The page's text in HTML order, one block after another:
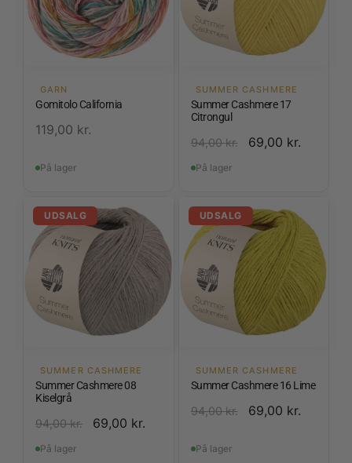
GARN
Gomitolo California
119,00 kr.
På lager
SUMMER CASHMERE
Summer Cashmere 17
Citrongul
94,00kr. 69,00 kr.
På lager
UDSALG
SUMMER CASHMERE
Summer Cashmere 08
Kiselgrå
94,00kr. 69,00 kr.
På lager
UDSALG
SUMMER CASHMERE
Summer Cashmere 16 Lime
94,00kr. 69,00 kr.
På lager